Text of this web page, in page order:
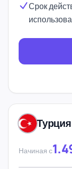
Срок
Турция
Начиная с